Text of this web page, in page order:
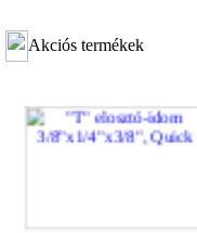
Akciós termékek